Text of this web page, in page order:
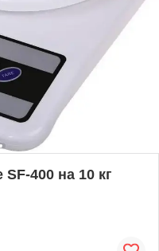
400 на 10 кг